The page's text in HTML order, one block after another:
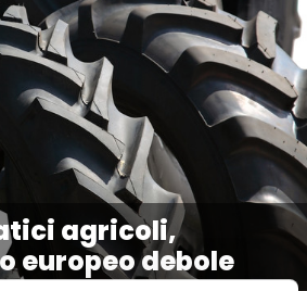
agricoli,
europeo debole